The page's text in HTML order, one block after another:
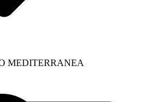
MEDITERRANEA